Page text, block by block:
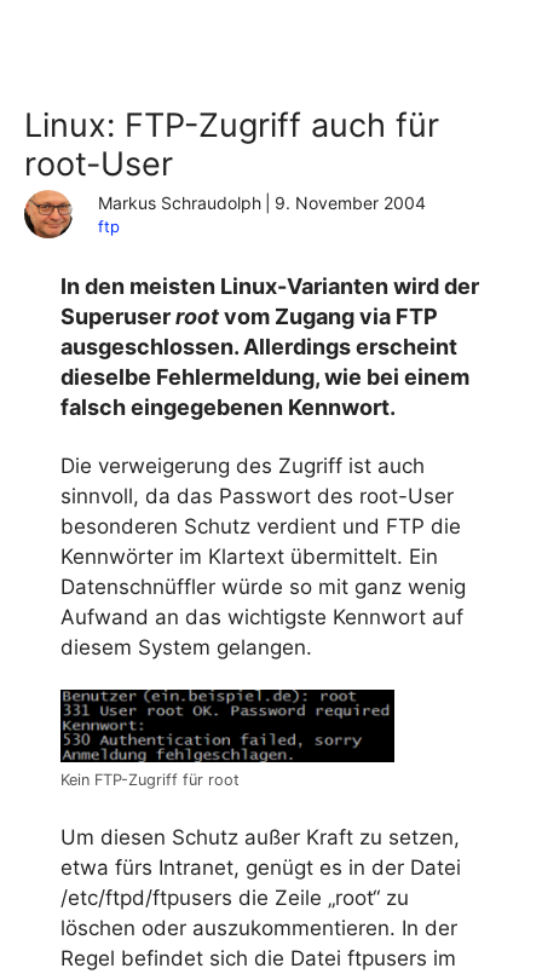
Linux: FTP-Zugriff auch für
root-User
Markus Schraudolph 9. November 2004
ftp
In den meisten Linux-Varianten wird der
Superuserrootvom Zugang via FTP
ausgeschlossen. Allerdings erscheint
dieselbe Fehlermeldung, wie bei einem
falsch eingegebenen Kennwort.
Die verweigerung des Zugriff ist auch
sinnvoll, da das Passwort des root-User
besonderen Schutz verdient und FTP die
Kennwörter im Klartext übermittelt. Ein
Datenschnüffler würde so mit ganz wenig
Aufwand an das wichtigste Kennwort auf
diesem System gelangen.
Kein FTP-Zugriff für root
Um diesen Schutz außer Kraft zu setzen,
etwa fürs Intranet, genügt es in der Datei
/etc/ftpd/ftpusers die Zeile „root“ zu
löschen oder auszukommentieren. In der
Regel befindet sich die Datei ftpusers im